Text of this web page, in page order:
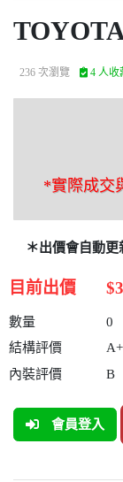
236 次瀏覽 4 人收
*實際成交
＊出價會自動
目前出價
數量
0
結構評價
A+
內裝評價
B
會員登入